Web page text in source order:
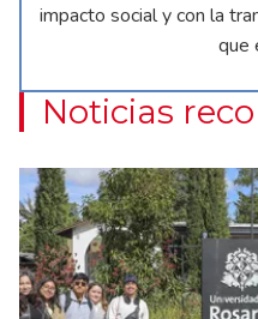
impacto social y con la
que
Noticias